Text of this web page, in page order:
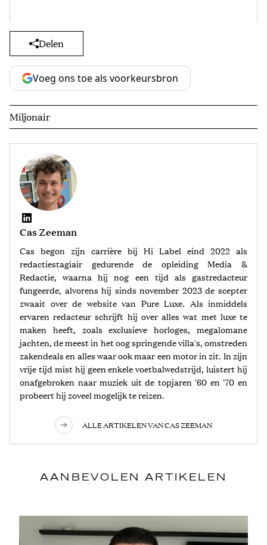
Delen
Voeg ons toe als voorkeursbron
Miljonair
Cas Zeeman
Cas begon zijn carrière bij Hi Label eind 2022 als
redactiestagiair gedurende de opleiding Media &
Redactie, waarna hij nog een tijd als gastredacteur
fungeerde, alvorens hij sinds november 2023 de scepter
zwaait over de website van Pure Luxe. Als inmiddels
ervaren redacteur schrijft hij over alles wat met luxe te
maken heeft, zoals exclusieve horloges, megalomane
jachten, de meest in het oog springende villa's, omstreden
zakendeals en alles waar ook maar een motor in zit. In zijn
vrije tijd mist hij geen enkele voetbalwedstrijd, luistert hij
onafgebroken naar muziek uit de topjaren '60 en '70 en
probeert hij zoveel mogelijk te reizen.
ALLE ARTIKELEN VAN CAS ZEEMAN
AANBEVOLEN ARTIKELEN